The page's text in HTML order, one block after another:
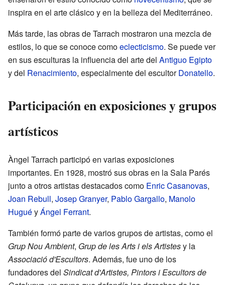
inspira en el arte clásico y en la belleza del Mediterráneo.
Más tarde, las obras de Tarrach mostraron una mezcla de
estilos, lo que se conoce comoeclecticismo. Se puede ver
en sus esculturas la influencia del arte del Antiguo Egipto
y del Renacimiento, especialmente del escultorDonatello.
Participación en exposiciones y grupos
artísticos
Àngel Tarrach participó en varias exposiciones
importantes. En 1928, mostró sus obras en la Sala Parés
junto a otros artistas destacados como Enric Casanovas,
Joan Rebull, Josep Granyer, Pablo Gargallo, Manolo
HuguéyÁngel Ferrant.
También formó parte de varios grupos de artistas, como el
Grup Nou Ambient, Grup de les Arts i els Artistesy la
Associació d'Escultors. Además, fue uno de los
fundadores del Sindicat d'Artistes, Pintors i Escultors de